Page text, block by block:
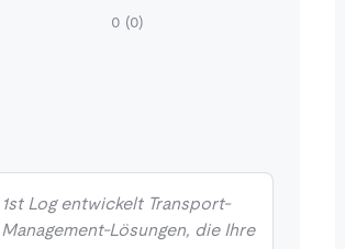
0 (0)
1st Log entwickelt Transport-
Management-Lösungen, die Ihre